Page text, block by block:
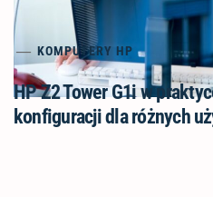
KOMPUTERY HP
HP Z2 Tower G1i w
konfiguracji dla różnych